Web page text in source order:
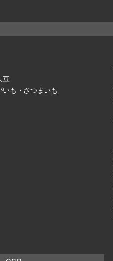
豆
いも・さつまいも